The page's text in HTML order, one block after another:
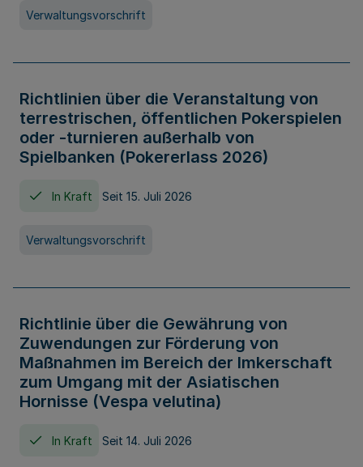
Verwaltungsvorschrift
Richtlinien über die Veranstaltung von
terrestrischen, öffentlichen Pokerspielen
oder -turnieren außerhalb von
Spielbanken (Pokererlass 2026)
In Kraft Seit 15. Juli 2026
Verwaltungsvorschrift
Richtlinie über die Gewährung von
Zuwendungen zur Förderung von
Maßnahmen im Bereich der Imkerschaft
zum Umgang mit der Asiatischen
Hornisse (Vespa velutina)
In Kraft Seit 14. Juli 2026